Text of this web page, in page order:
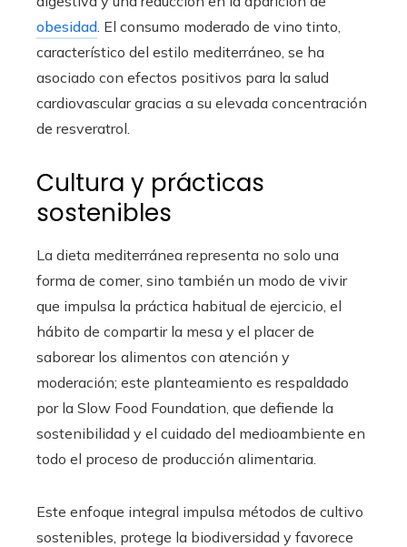
obesidad. El consumo moderado de vino tinto,
característico del estilo mediterráneo, se ha
asociado con efectos positivos para la salud
cardiovascular gracias a su elevada concentración
de resveratrol.
Cultura y prácticas
sostenibles
La dieta mediterránea representa no solo una
forma de comer, sino también un modo de vivir
que impulsa la práctica habitual de ejercicio, el
hábito de compartir la mesa y el placer de
saborear los alimentos con atención y
moderación; este planteamiento es respaldado
por la Slow Food Foundation, que defiende la
sostenibilidad y el cuidado del medioambiente en
todo el proceso de producción alimentaria.
Este enfoque integral impulsa métodos de cultivo
sostenibles, protege la biodiversidad y favorece